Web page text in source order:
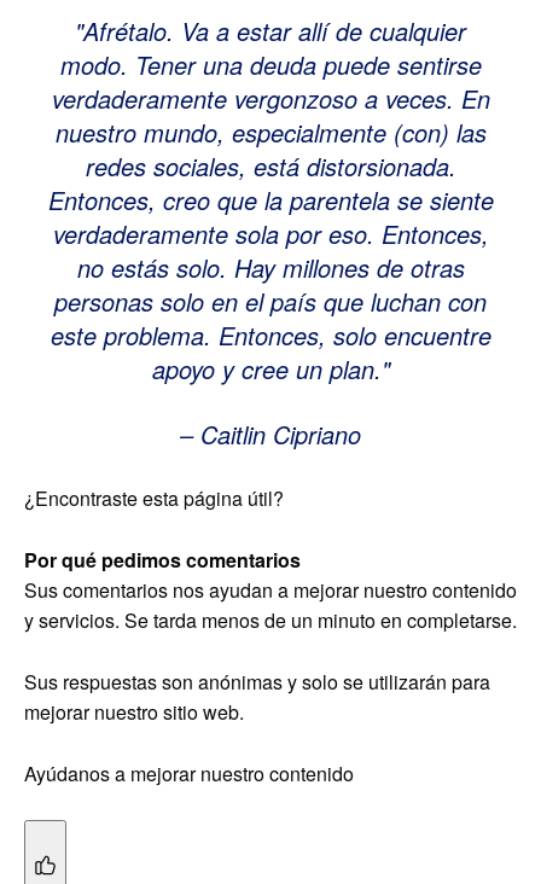
Afrétalo. Va a estar allí de cualquier
modo. Tener una deuda puede sentirse
verdaderamente vergonzoso a veces. En
nuestro mundo, especialmente (con) las
redes sociales, está distorsionada.
Entonces, creo que la parentela se siente
verdaderamente sola por eso. Entonces,
no estás solo. Hay millones de otras
personas solo en el país que luchan con
este problema. Entonces, solo encuentre
apoyo y cree un plan.
– Caitlin Cipriano
¿Encontraste esta página útil?
Por qué pedimos comentarios
Sus comentarios nos ayudan a mejorar nuestro contenido
y servicios. Se tarda menos de un minuto en completarse.
Sus respuestas son anónimas y solo se utilizarán para
mejorar nuestro sitio web.
Ayúdanos a mejorar nuestro contenido